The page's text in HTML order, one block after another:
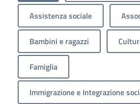
Assistenza sociale
Bambini e ragazzi
Famiglia
Immigrazione e Integrazione